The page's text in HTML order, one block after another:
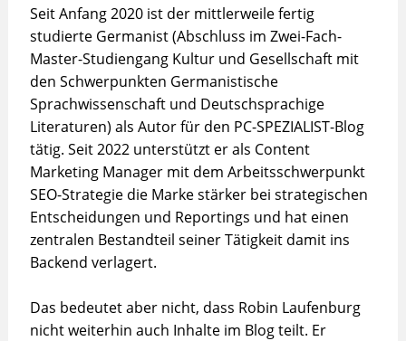
Seit Anfang 2020 ist der mittlerweile fertig
studierte Germanist (Abschluss im Zwei-Fach-
Master-Studiengang Kultur und Gesellschaft mit
den Schwerpunkten Germanistische
Sprachwissenschaft und Deutschsprachige
Literaturen) als Autor für den PC-SPEZIALIST-Blog
tätig. Seit 2022 unterstützt er als Content
Marketing Manager mit dem Arbeitsschwerpunkt
SEO-Strategie die Marke stärker bei strategischen
Entscheidungen und Reportings und hat einen
zentralen Bestandteil seiner Tätigkeit damit ins
Backend verlagert.
Das bedeutet aber nicht, dass Robin Laufenburg
nicht weiterhin auch Inhalte im Blog teilt. Er